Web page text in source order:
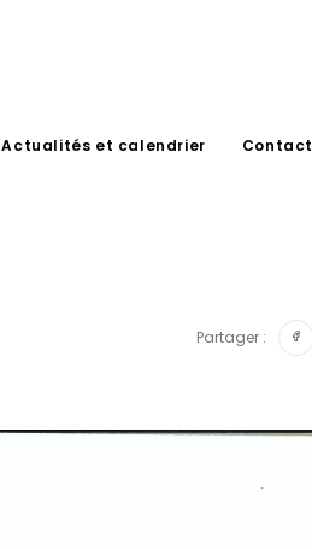
Actualités et calendrier Contact
Partager :